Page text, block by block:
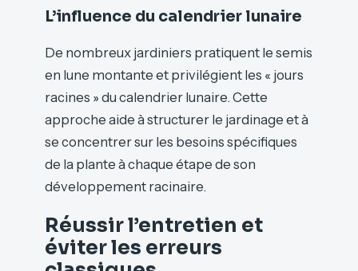
L’influence du calendrier lunaire
De nombreux jardiniers pratiquent le semis
en lune montante et privilégient les « jours
racines » du calendrier lunaire. Cette
approche aide à structurer le jardinage et à
se concentrer sur les besoins spécifiques
de la plante à chaque étape de son
développement racinaire.
Réussir l’entretien et
éviter les erreurs